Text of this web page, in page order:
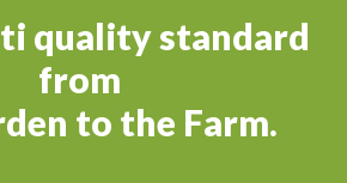
quality standard
from
to the Farm.